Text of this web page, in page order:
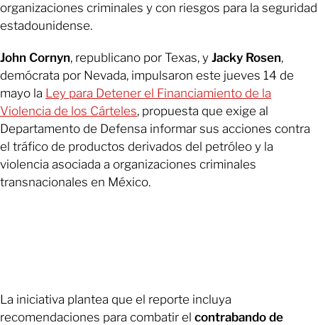
organizaciones criminales y con riesgos para la seguridad
estadounidense.
John Cornyn, republicano por Texas, y Jacky Rosen,
demócrata por Nevada, impulsaron este jueves 14 de
mayo la Ley para Detener el Financiamiento de la
Violencia de los Cárteles, propuesta que exige al
Departamento de Defensa informar sus acciones contra
el tráfico de productos derivados del petróleo y la
violencia asociada a organizaciones criminales
transnacionales en México.
La iniciativa plantea que el reporte incluya
recomendaciones para combatir el contrabando de